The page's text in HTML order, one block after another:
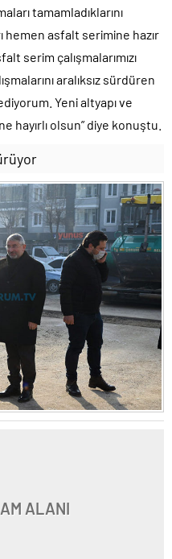
tamamladıklarını
hemen asfalt serimine hazır
serim çalışmalarımızı
aralıksız sürdüren
Yeni altyapı ve
hayırlı olsun” diye konuştu.
ALANI